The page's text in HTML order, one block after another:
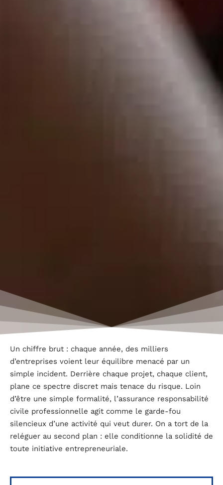
Un chiffre brut : chaque année, des milliers
d’entreprises voient leur équilibre menacé par un
simple incident. Derrière chaque projet, chaque client,
plane ce spectre discret mais tenace du risque. Loin
d’être une simple formalité, l’assurance responsabilité
civile professionnelle agit comme le garde-fou
silencieux d’une activité qui veut durer. On a tort de la
reléguer au second plan : elle conditionne la solidité de
toute initiative entrepreneuriale.